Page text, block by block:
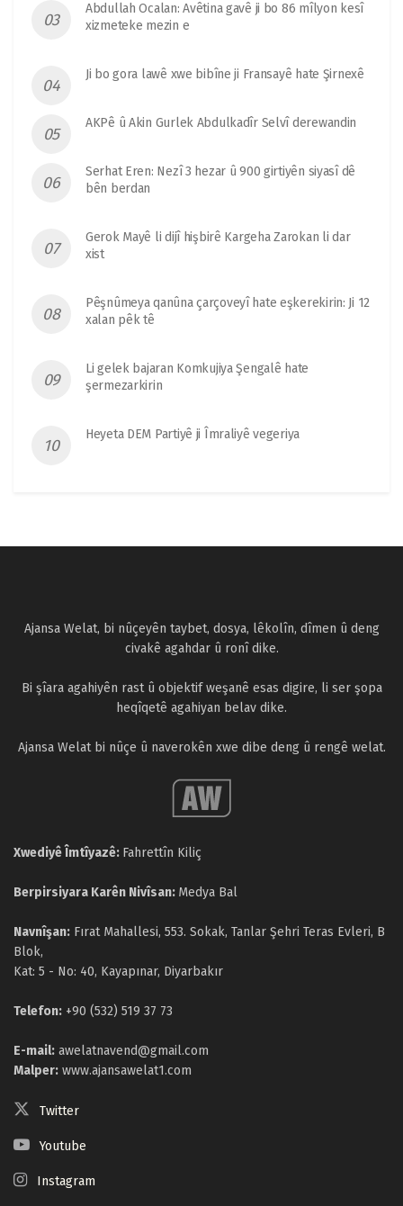
Abdullah Ocalan: Avêtina gavê ji bo 86 mîlyon kesî
xizmeteke mezin e
Ji bo gora lawê xwe bibîne ji Fransayê hate Şirnexê
AKPê û Akin Gurlek Abdulkadîr Selvî derewandin
Serhat Eren: Nezî 3 hezar û 900 girtiyên siyasî dê
bên berdan
Gerok Mayê li dijî hişbirê Kargeha Zarokan li dar
xist
Pêşnûmeya qanûna çarçoveyî hate eşkerekirin: Ji 12
xalan pêk tê
Li gelek bajaran Komkujiya Şengalê hate
şermezarkirin
Heyeta DEM Partiyê ji Îmraliyê vegeriya
Ajansa Welat, bi nûçeyên taybet, dosya, lêkolîn, dîmen û deng
civakê agahdar û ronî dike.
Bi şîara agahiyên rast û objektif weşanê esas digire, li ser şopa
heqîqetê agahiyan belav dike.
Ajansa Welat bi nûçe û naverokên xwe dibe deng û rengê welat.
Xwediyê Îmtîyazê: Fahrettîn Kiliç
Berpirsiyara Karên Nivîsan: Medya Bal
Navnîşan: Fırat Mahallesi, 553. Sokak, Tanlar Şehri Teras Evleri, B
Blok,
Kat: 5 - No: 40, Kayapınar, Diyarbakır
Telefon: +90 (532) 519 37 73
E-mail: awelatnavend@gmail.com
Malper: www.ajansawelat1.com
Twitter
Youtube
Instagram